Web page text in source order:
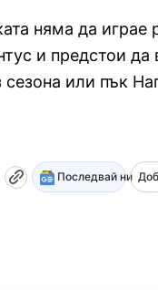
няма да
и предстои
сезона или пък
Последвай ни